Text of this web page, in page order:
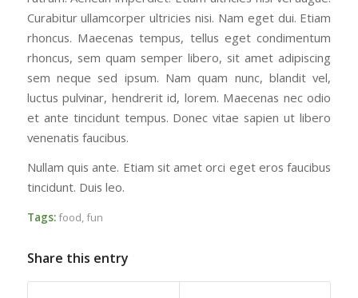
Curabitur ullamcorper ultricies nisi. Nam eget dui. Etiam
rhoncus. Maecenas tempus, tellus eget condimentum
rhoncus, sem quam semper libero, sit amet adipiscing
sem neque sed ipsum. Nam quam nunc, blandit vel,
luctus pulvinar, hendrerit id, lorem. Maecenas nec odio
et ante tincidunt tempus. Donec vitae sapien ut libero
venenatis faucibus.
Nullam quis ante. Etiam sit amet orci eget eros faucibus
tincidunt. Duis leo.
Tags:food,fun
Share this entry